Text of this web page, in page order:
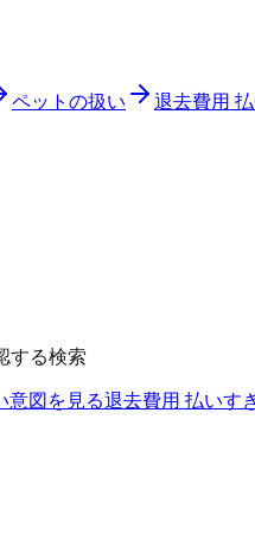
ペットの扱い 退去費用
する検索
意図を見る退去費用 払いす